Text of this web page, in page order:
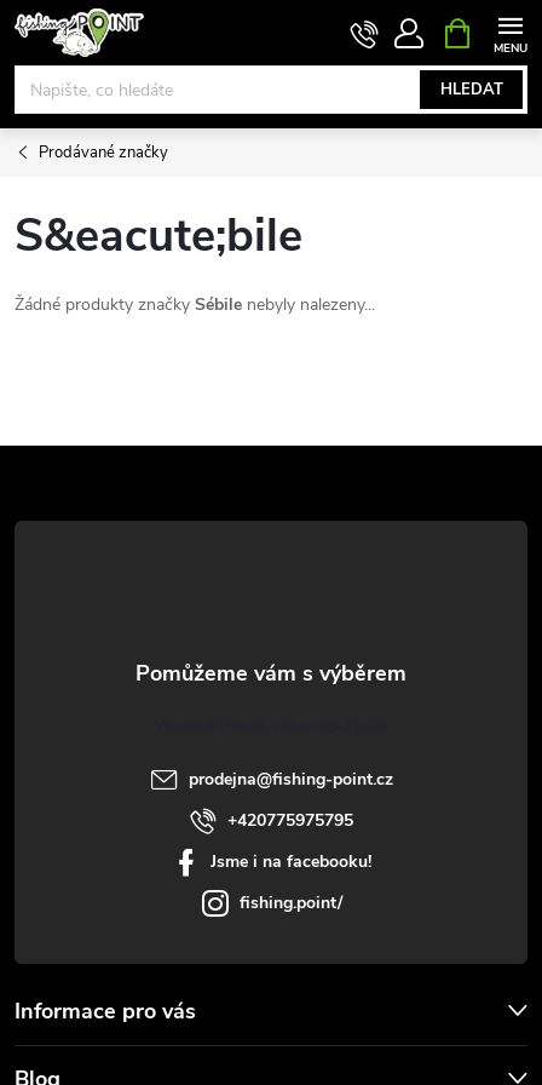
Přejít
obsah
HLEDAT
NÁKUPNÍ
KOŠÍK
Prodávané značky
S&eacute;bile
Žádné produkty značky Sébile nebyly nalezeny...
á
prodejna@fishing-point.cz
+420775975795
Jsme i na facebooku!
fishing.point/
Informace pro vás
Blog